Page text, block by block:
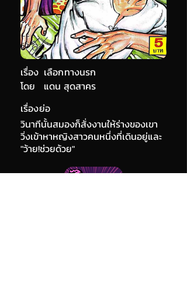
เรื่อง เลือกทางนรก
แดน สุดสาคร
โดย
เรื่องย่อ
วินาทีนั้นสมองก็สั่งงานให้ร่างของเขา
วิ่งเข้าหาหญิงสาวคนหนึ่งที่เดินอยู่และ
"ว้าย!ช่วยด้วย"